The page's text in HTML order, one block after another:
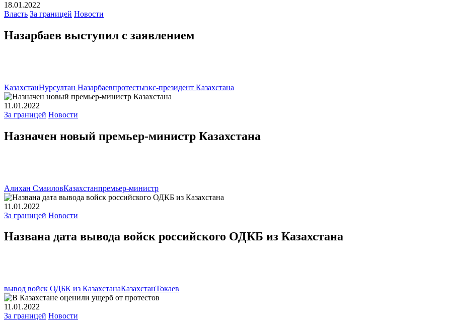
18.01.2022
Власть За границей Новости
Назарбаев выступил с заявлением
КазахстанНурсултан Назарбаевпротестыэкс-президент Казахстана
11.01.2022
За границей Новости
Назначен новый премьер-министр Казахстана
Алихан СмаиловКазахстанпремьер-министр
11.01.2022
За границей Новости
Названа дата вывода войск российского ОДКБ из Казахстана
вывод войск ОДБК из КазахстанаКазахстанТокаев
11.01.2022
За границей Новости